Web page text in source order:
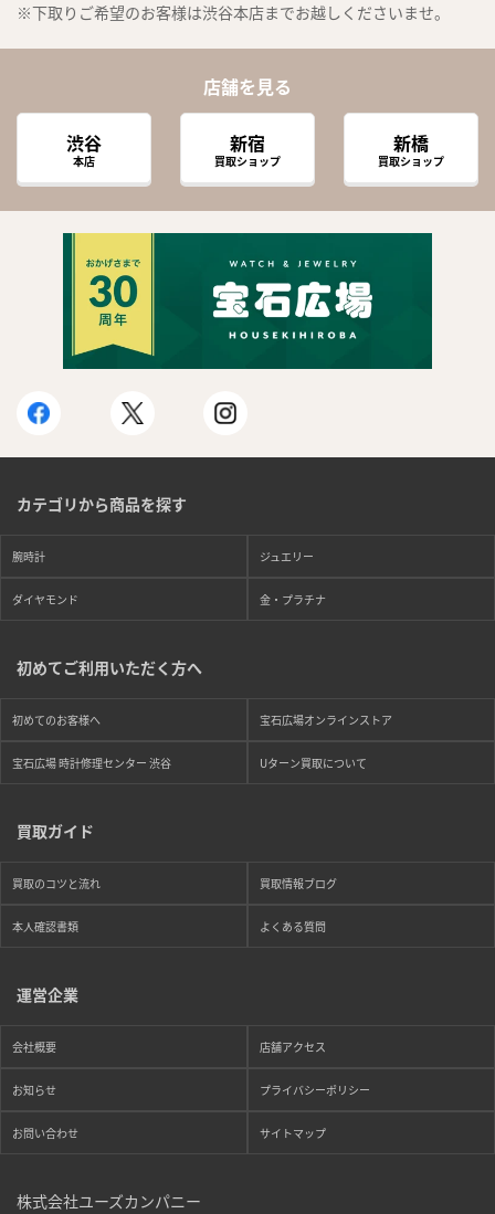
※下取りご希望のお客様は渋谷本店までお越しくださいませ。
店舗を見る
渋谷
本店
新宿
買取ショップ
新橋
買取ショップ
カテゴリから商品を探す
腕時計 ジュエリー
ダイヤモンド 金・プラチナ
初めてご利用いただく方へ
初めてのお客様へ 宝石広場オンラインストア
宝石広場 時計修理センター 渋谷 Uターン買取について
買取ガイド
買取のコツと流れ 買取情報ブログ
本人確認書類 よくある質問
運営企業
会社概要 店舗アクセス
お知らせ プライバシーポリシー
お問い合わせ サイトマップ
株式会社ユーズカンパニー